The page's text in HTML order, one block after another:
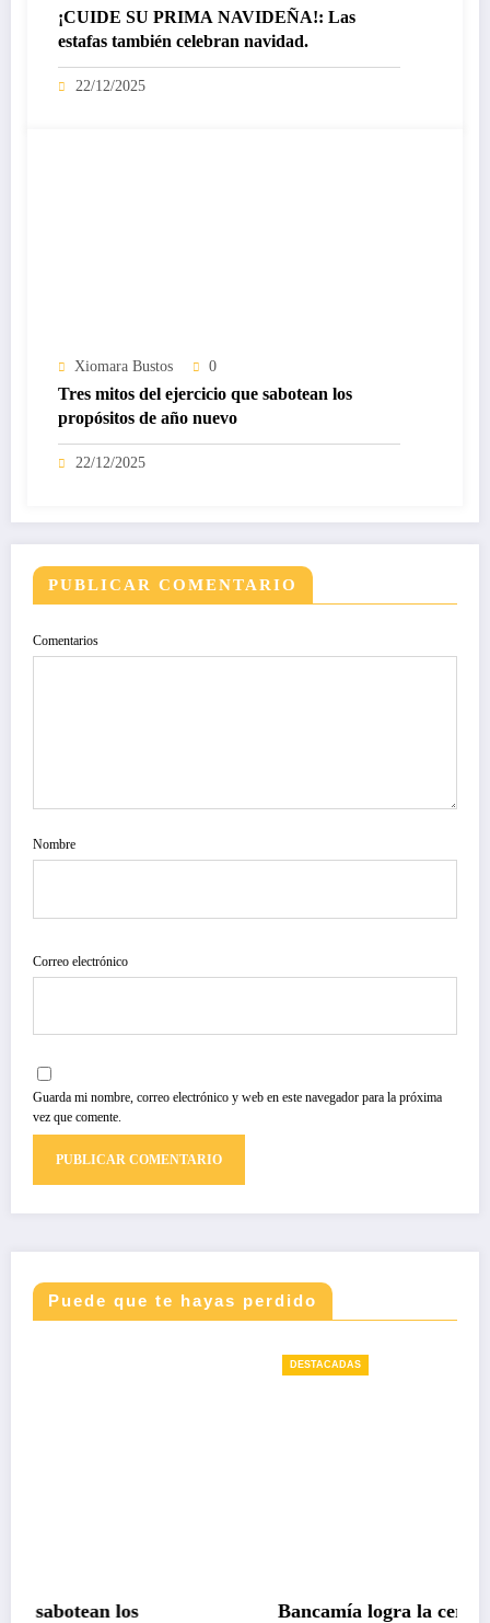
¡CUIDE SU PRIMA NAVIDEÑA!: Las
estafas también celebran navidad.
22/12/2025
Xiomara Bustos 0
Tres mitos del ejercicio que sabotean los
propósitos de año nuevo
22/12/2025
PUBLICAR COMENTARIO
Comentarios
Nombre
Correo electrónico
Guarda mi nombre, correo electrónico y web en este navegador para la próxima
vez que comente.
Puede que te hayas perdido
Bancamía logra la certificación carbono